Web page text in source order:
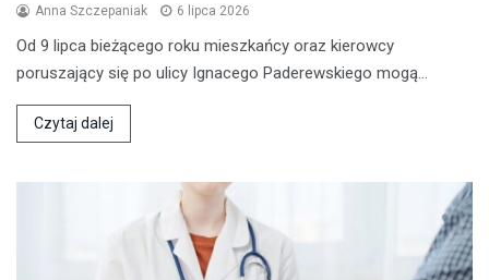
Anna Szczepaniak 6 lipca 2026
Od 9 lipca bieżącego roku mieszkańcy oraz kierowcy
poruszający się po ulicy Ignacego Paderewskiego mogą…
Czytaj dalej